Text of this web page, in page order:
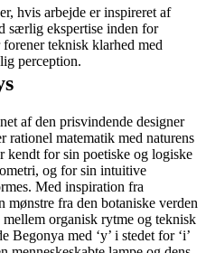
hvis arbejde er inspireret af
særlig ekspertise inden for
teknisk klarhed med
perception.
af den prisvindende designer
matematik med naturens
kendt for sin poetiske og logiske
og for sin intuitive
Med inspiration fra
mønstre fra den botaniske verden
organisk rytme og teknisk
med ‘y’ i stedet for ‘i’